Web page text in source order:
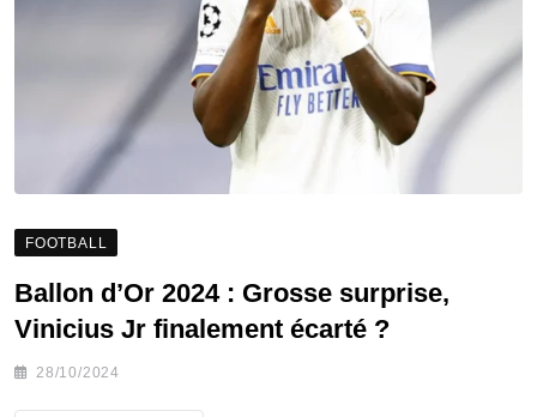
FOOTBALL
Ballon d’Or 2024 : Grosse surprise,
Vinicius Jr finalement écarté ?
28/10/2024